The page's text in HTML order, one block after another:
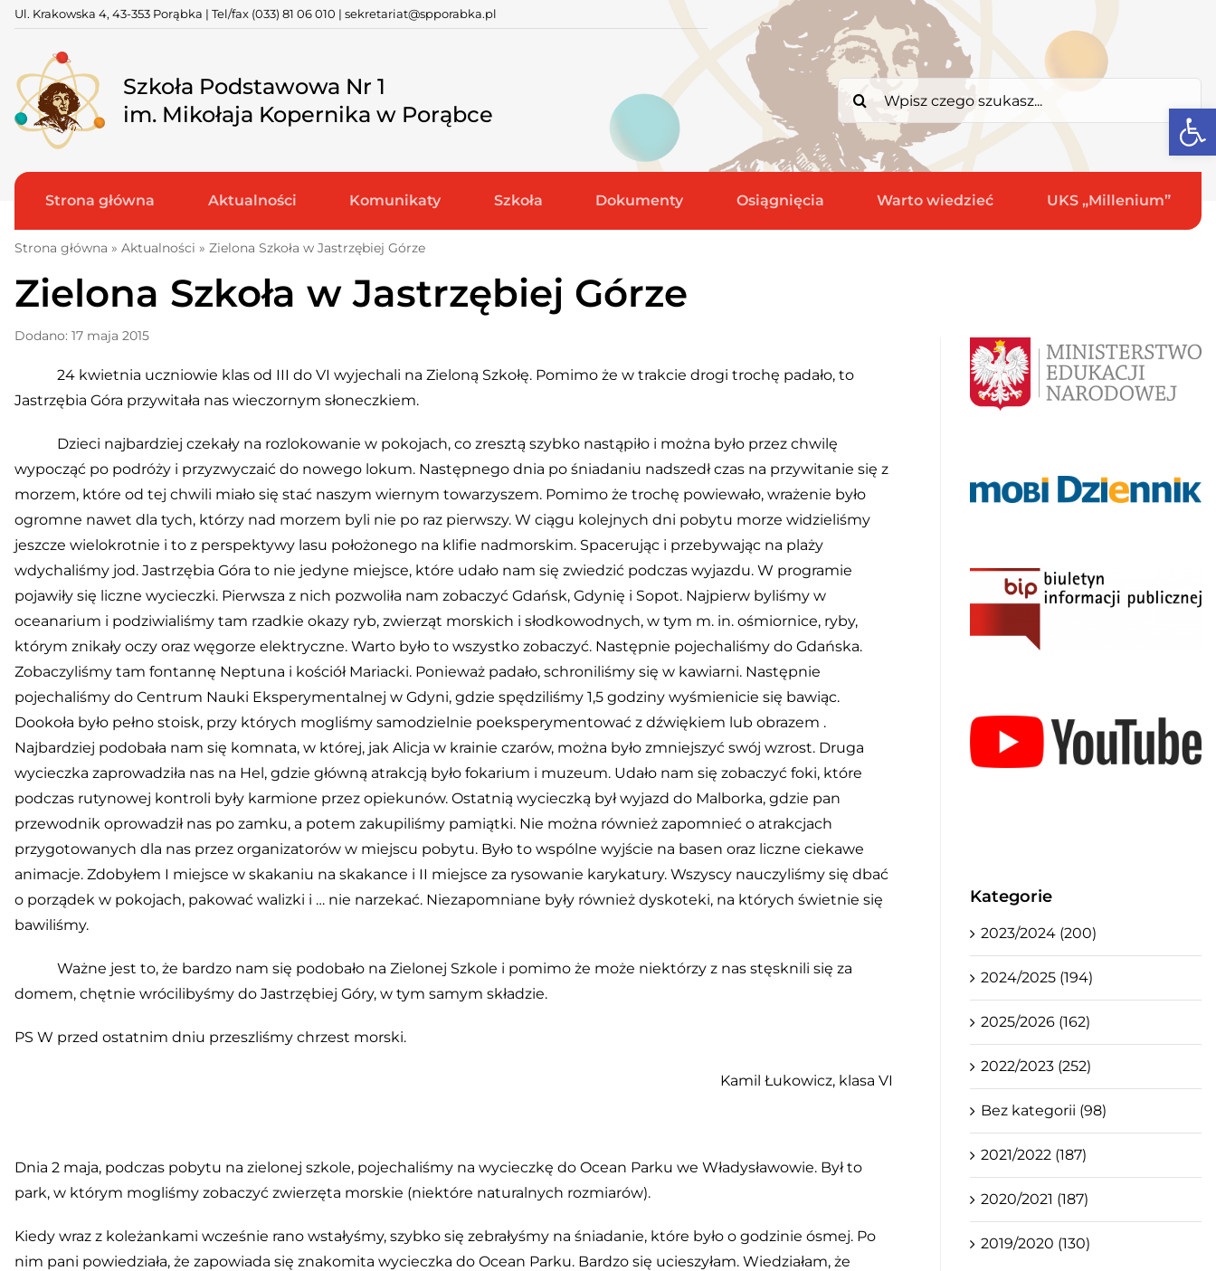
Skip
content
Ul. Krakowska 4, 43-353 Porąbka | Tel/fax (033) 81 06 010 | sekretariat@spporabka.pl
Szkoła Podstawowa Nr 1
im. Mikołaja Kopernika w Porąbce
Search
Strona główna Aktualności Komunikaty Szkoła Dokumenty Osiągnięcia Warto wiedzieć UKS „Millenium”
Strona główna » Aktualności » Zielona Szkoła w Jastrzębiej Górze
Zielona Szkoła w Jastrzębiej Górze
Dodano: 17 maja 2015
24 kwietnia uczniowie klas od III do VI wyjechali na Zieloną Szkołę. Pomimo że w trakcie drogi trochę padało, to
Jastrzębia Góra przywitała nas wieczornym słoneczkiem.
Dzieci najbardziej czekały na rozlokowanie w pokojach, co zresztą szybko nastąpiło i można było przez chwilę
wypocząć po podróży i przyzwyczaić do nowego lokum. Następnego dnia po śniadaniu nadszedł czas na przywitanie się z
morzem, które od tej chwili miało się stać naszym wiernym towarzyszem. Pomimo że trochę powiewało, wrażenie było
ogromne nawet dla tych, którzy nad morzem byli nie po raz pierwszy. W ciągu kolejnych dni pobytu morze widzieliśmy
jeszcze wielokrotnie i to z perspektywy lasu położonego na klifie nadmorskim. Spacerując i przebywając na plaży
wdychaliśmy jod. Jastrzębia Góra to nie jedyne miejsce, które udało nam się zwiedzić podczas wyjazdu. W programie
pojawiły się liczne wycieczki. Pierwsza z nich pozwoliła nam zobaczyć Gdańsk, Gdynię i Sopot. Najpierw byliśmy w
oceanarium i podziwialiśmy tam rzadkie okazy ryb, zwierząt morskich i słodkowodnych, w tym m. in. ośmiornice, ryby,
którym znikały oczy oraz węgorze elektryczne. Warto było to wszystko zobaczyć. Następnie pojechaliśmy do Gdańska.
Zobaczyliśmy tam fontannę Neptuna i kościół Mariacki. Ponieważ padało, schroniliśmy się w kawiarni. Następnie
pojechaliśmy do Centrum Nauki Eksperymentalnej w Gdyni, gdzie spędziliśmy 1,5 godziny wyśmienicie się bawiąc.
Dookoła było pełno stoisk, przy których mogliśmy samodzielnie poeksperymentować z dźwiękiem lub obrazem .
Najbardziej podobała nam się komnata, w której, jak Alicja w krainie czarów, można było zmniejszyć swój wzrost. Druga
wycieczka zaprowadziła nas na Hel, gdzie główną atrakcją było fokarium i muzeum. Udało nam się zobaczyć foki, które
podczas rutynowej kontroli były karmione przez opiekunów. Ostatnią wycieczką był wyjazd do Malborka, gdzie pan
przewodnik oprowadził nas po zamku, a potem zakupiliśmy pamiątki. Nie można również zapomnieć o atrakcjach
przygotowanych dla nas przez organizatorów w miejscu pobytu. Było to wspólne wyjście na basen oraz liczne ciekawe
animacje. Zdobyłem I miejsce w skakaniu na skakance i II miejsce za rysowanie karykatury. Wszyscy nauczyliśmy się dbać
o porządek w pokojach, pakować walizki i … nie narzekać. Niezapomniane były również dyskoteki, na których świetnie się
bawiliśmy.
Ważne jest to, że bardzo nam się podobało na Zielonej Szkole i pomimo że może niektórzy z nas stęsknili się za
domem, chętnie wrócilibyśmy do Jastrzębiej Góry, w tym samym składzie.
PS W przed ostatnim dniu przeszliśmy chrzest morski.
Kamil Łukowicz, klasa VI
Dnia 2 maja, podczas pobytu na zielonej szkole, pojechaliśmy na wycieczkę do Ocean Parku we Władysławowie. Był to
park, w którym mogliśmy zobaczyć zwierzęta morskie (niektóre naturalnych rozmiarów).
Kiedy wraz z koleżankami wcześnie rano wstałyśmy, szybko się zebrałyśmy na śniadanie, które było o godzinie ósmej. Po
nim pani powiedziała, że zapowiada się znakomita wycieczka do Ocean Parku. Bardzo się ucieszyłam. Wiedziałam, że
Kategorie
2023/2024 (200)
2024/2025 (194)
2025/2026 (162)
2022/2023 (252)
Bez kategorii (98)
2021/2022 (187)
2020/2021 (187)
2019/2020 (130)